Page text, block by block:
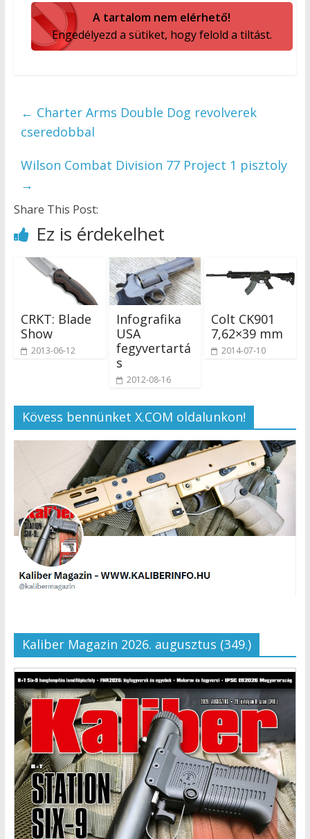
A tartalom nem elérhető!
Engedélyezd a sütiket, hogy felold a tiltást.
← Charter Arms Double Dog revolverek
cseredobbal
Wilson Combat Division 77 Project 1 pisztoly
→
Share This Post:
Ez is érdekelhet
CRKT: Blade
Show
2013-06-12
Infografika
USA
fegyvertartá
s
2012-08-16
Colt CK901
7,62×39 mm
2014-07-10
Kövess bennünket X.COM oldalunkon!
Kaliber Magazin 2026. augusztus (349.)